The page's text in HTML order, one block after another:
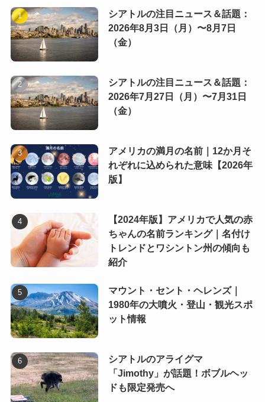
シアトルの注目ニュース＆話題：
2026年8月3日（月）〜8月7日
（金）
シアトルの注目ニュース＆話題：
2026年7月27日（月）〜7月31日
（金）
アメリカの満月の名前｜12か月そ
れぞれに込められた意味【2026年
版】
【2024年版】アメリカで人気の赤
ちゃんの名前ランキング｜名付け
トレンドとワシントン州の傾向も
紹介
マウント・セント・ヘレンズ｜
1980年の大噴火・登山・観光スポ
ット情報
シアトルのアライグマ
「Jimothy」が話題！ボブルヘッ
ドも限定発売へ